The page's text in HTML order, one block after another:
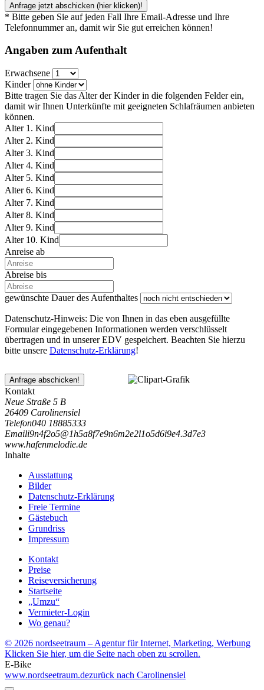
Anfrage jetzt abschicken (hier klicken)!
* Bitte geben Sie auf jeden Fall Ihre Email-Adresse und Ihre
Telefonnummer an, damit wir Sie gut erreichen können!
Angaben zumAufenthalt
Erwachsene
Kinder
Bitte tragen Sie das Alter der Kinder in die folgenden Felder ein,
damit wir Ihnen Unterkünfte mit geeigneten Schlafräumen anbieten
können.
Alter 1. Kind
Alter 2. Kind
Alter 3. Kind
Alter 4. Kind
Alter 5. Kind
Alter 6. Kind
Alter 7. Kind
Alter 8. Kind
Alter 9. Kind
Alter 10. Kind
Anreise ab
Abreise bis
gewünschte Dauer des Aufenthaltes
Datenschutz-Hinweis: Die von Ihnen in das eben ausgefüllte
Formular eingegebenen Informationen werden verschlüsselt
übertragen und in unserer EDV gespeichert. Beachten Sie hierzu
bitte unsere Datenschutz-Erklärung!
Anfrage abschicken!
Kontakt
Neue Straße 5 B
26409 Carolinensiel
Telefon040 18885333
Emaili9n4f2o5@1h5a8f7e9n6m2e2l1o5d6i9e4.3d7e3
www.hafenmelodie.de
Inhalte
Ausstattung
Bilder
Datenschutz-Erklärung
Freie Termine
Gästebuch
Grundriss
Impressum
Kontakt
Preise
Reiseversicherung
Startseite
„Umzu“
Vermieter-Login
Wo genau?
© 2026 nordseetraum – Agentur für Internet, Marketing, Werbung
Klicken Sie hier, um die Seite nach oben zu scrollen.
E-Bike
www.nordseetraum.dezurück nach Carolinensiel